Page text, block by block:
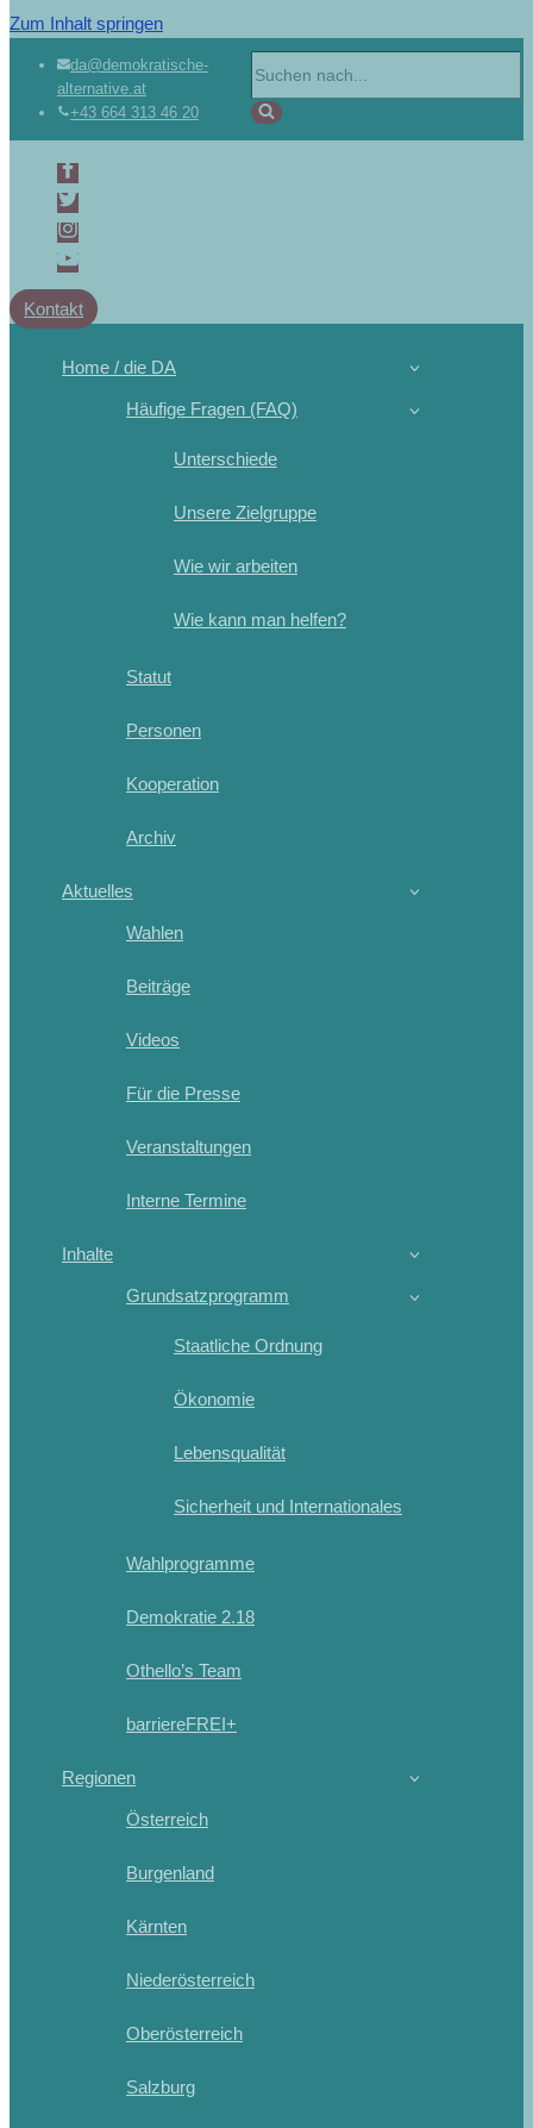
Zum Inhalt springen
da@demokratische-
alternative.at
+43 664 313 46 20
Kontakt
Home / die DA
Häufige Fragen (FAQ)
Unterschiede
Unsere Zielgruppe
Wie wir arbeiten
Wie kann man helfen?
Statut
Personen
Kooperation
Archiv
Aktuelles
Wahlen
Beiträge
Videos
Für die Presse
Veranstaltungen
Interne Termine
Inhalte
Grundsatzprogramm
Staatliche Ordnung
Ökonomie
Lebensqualität
Sicherheit und Internationales
Wahlprogramme
Demokratie 2.18
Othello’s Team
barriereFREI+
Regionen
Österreich
Burgenland
Kärnten
Niederösterreich
Oberösterreich
Salzburg